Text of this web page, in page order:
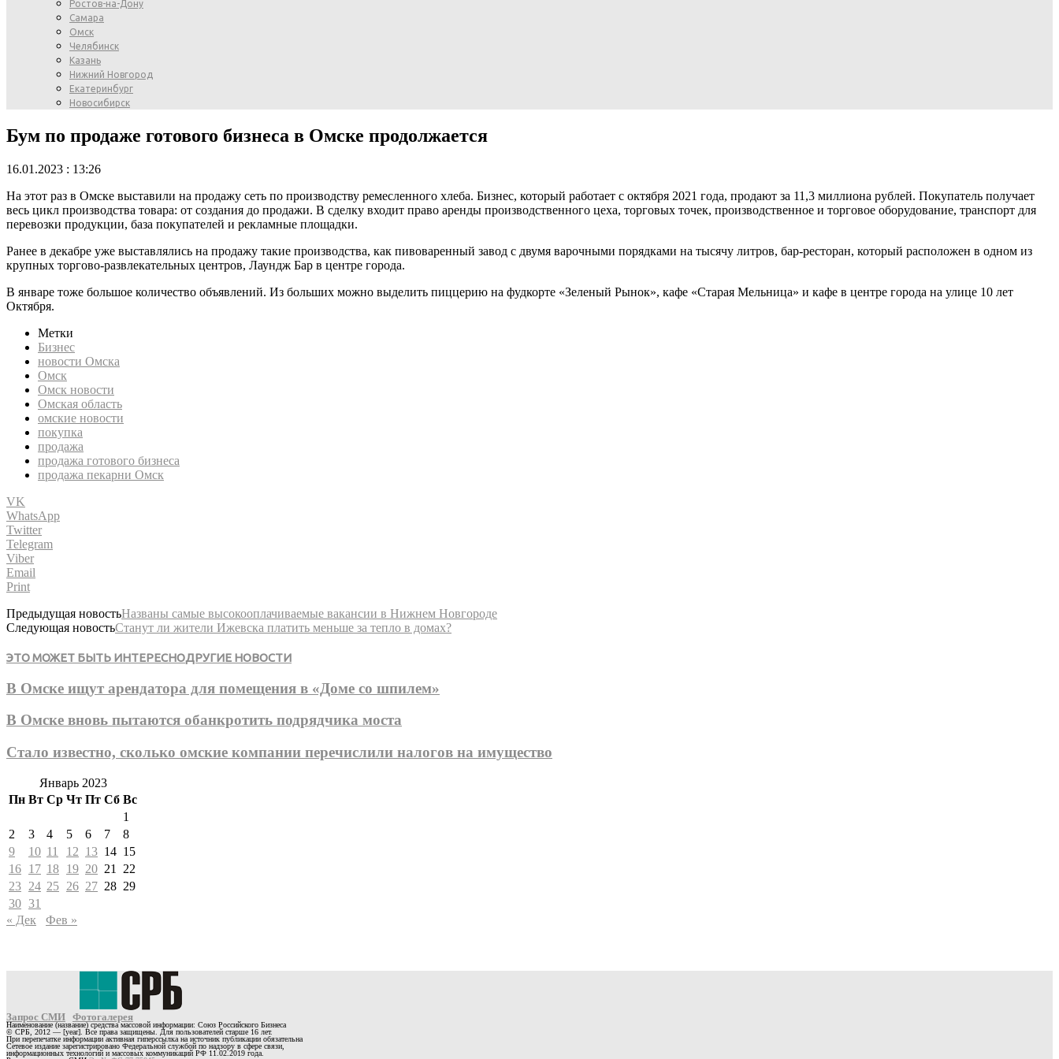
Ростов-на-Дону
Самара
Омск
Челябинск
Казань
Нижний Новгород
Екатеринбург
Новосибирск
Бум по продаже готового бизнеса в Омске продолжается
16.01.2023 : 13:26
На этот раз в Омске выставили на продажу сеть по производству ремесленного хлеба. Бизнес, который работает с октября 2021 года, продают за 11,3 миллиона рублей. Покупатель получает
весь цикл производства товара: от создания до продажи. В сделку входит право аренды производственного цеха, торговых точек, производственное и торговое оборудование, транспорт для
перевозки продукции, база покупателей и рекламные площадки.
Ранее в декабре уже выставлялись на продажу такие производства, как пивоваренный завод с двумя варочными порядками на тысячу литров, бар-ресторан, который расположен в одном из
крупных торгово-развлекательных центров, Лаундж Бар в центре города.
В январе тоже большое количество объявлений. Из больших можно выделить пиццерию на фудкорте «Зеленый Рынок», кафе «Старая Мельница» и кафе в центре города на улице 10 лет
Октября.
Метки
Бизнес
новости Омска
Омск
Омск новости
Омская область
омские новости
покупка
продажа
продажа готового бизнеса
продажа пекарни Омск
VK
WhatsApp
Twitter
Telegram
Viber
Email
Print
Предыдущая новостьНазваны самые высокооплачиваемые вакансии в Нижнем Новгороде
Следующая новостьСтанут ли жители Ижевска платить меньше за тепло в домах?
ЭТО МОЖЕТ БЫТЬ ИНТЕРЕСНОДРУГИЕ НОВОСТИ
В Омске ищут арендатора для помещения в «Доме со шпилем»
В Омске вновь пытаются обанкротить подрядчика моста
Стало известно, сколько омские компании перечислили налогов на имущество
Январь 2023
Пн Вт Ср Чт Пт Сб Вс
1
2
3 4 5 6 7
8
9
10 11 12 13 14 15
16 17 18 19 20 21
22
23 24 25 26 27 28 29
30 31
« Дек
Фев »
Запрос СМИ Фотогалерея
Наименование (название) средства массовой информации: Союз Российского Бизнеса
© СРБ, 2012 — [year]. Все права защищены. Для пользователей старше 16 лет.
При перепечатке информации активная гиперссылка на источник публикации обязательна
Сетевое издание зарегистрировано Федеральной службой по надзору в сфере связи,
информационных технологий и массовых коммуникаций РФ 11.02.2019 года.